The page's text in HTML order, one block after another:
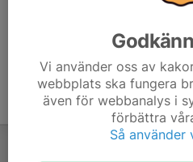
Vi använder oss av
webbplats ska fungera
även för webbanalys i
förbättra
Så använder